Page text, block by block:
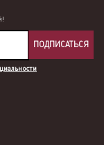
ПОДПИСАТЬСЯ